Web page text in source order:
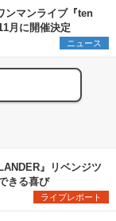
ンマンライブ『ten
月に開催決定
ニュース
』リベンジツ
きる喜び
ライブレポート